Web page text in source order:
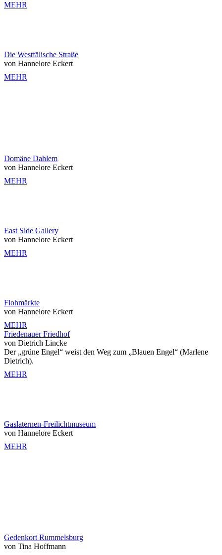
MEHR
Die Westfälische Straße
von Hannelore Eckert
MEHR
Domäne Dahlem
von Hannelore Eckert
MEHR
East Side Gallery
von Hannelore Eckert
MEHR
Flohmärkte
von Hannelore Eckert
MEHR
Friedenauer Friedhof
von Dietrich Lincke
Der „grüne Engel“ weist den Weg zum „Blauen Engel“ (Marlene
Dietrich).
MEHR
Gaslaternen-Freilichtmuseum
von Hannelore Eckert
MEHR
Gedenkort Rummelsburg
von Tina Hoffmann